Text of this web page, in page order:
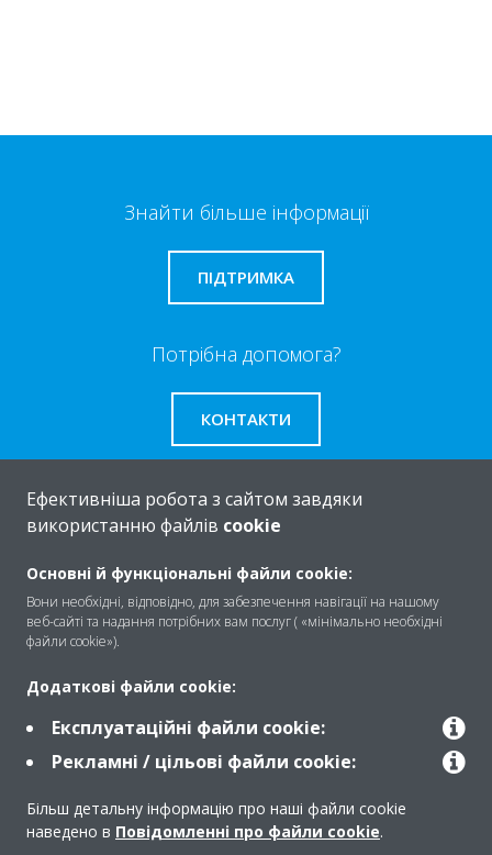
Знайти більше інформації
ПІДТРИМКА
Потрібна допомога?
КОНТАКТИ
Рішення
Контакти
Продукти
Ефективніша робота з сайтом завдяки
використанню файлів cookie
Основні й функціональні файли cookie:
Вони необхідні, відповідно, для забезпечення навігації на нашому
веб-сайті та надання потрібних вам послуг ( «мінімально необхідні
файли cookie»).
Додаткові файли cookie:
Експлуатаційні файли cookie:
Рекламні / цільові файли cookie:
Більш детальну інформацію про наші файли cookie
наведено в Повідомленні про файли cookie.